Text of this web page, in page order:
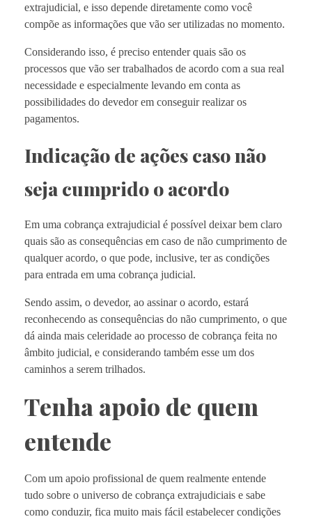
extrajudicial, e isso depende diretamente como você
compõe as informações que vão ser utilizadas no momento.
Considerando isso, é preciso entender quais são os
processos que vão ser trabalhados de acordo com a sua real
necessidade e especialmente levando em conta as
possibilidades do devedor em conseguir realizar os
pagamentos.
Indicação de ações caso não
seja cumprido o acordo
Em uma cobrança extrajudicial é possível deixar bem claro
quais são as consequências em caso de não cumprimento de
qualquer acordo, o que pode, inclusive, ter as condições
para entrada em uma cobrança judicial.
Sendo assim, o devedor, ao assinar o acordo, estará
reconhecendo as consequências do não cumprimento, o que
dá ainda mais celeridade ao processo de cobrança feita no
âmbito judicial, e considerando também esse um dos
caminhos a serem trilhados.
Tenha apoio de quem
entende
Com um apoio profissional de quem realmente entende
tudo sobre o universo de cobrança extrajudiciais e sabe
como conduzir, fica muito mais fácil estabelecer condições